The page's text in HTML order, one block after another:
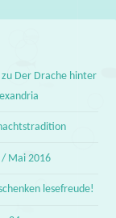
Der Drache hinter
/ Mai 2016
lesefreude!